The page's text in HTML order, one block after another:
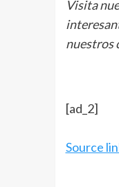
Visita
nuestros
[ad_2]
Source